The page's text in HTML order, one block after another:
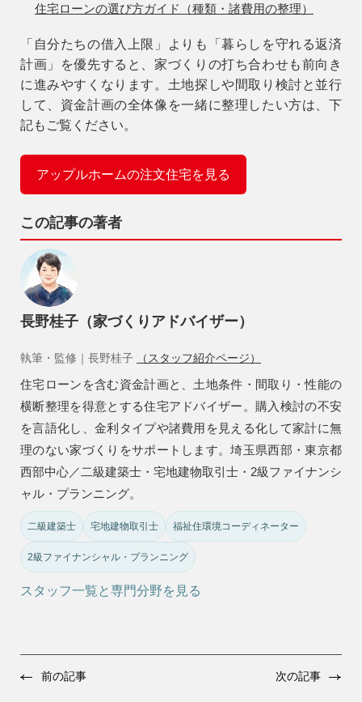
住宅ローンの選び方ガイド（種類・諸費用の整理）
「自分たちの借入上限」よりも
「暮らしを守れる返済
計画」
を優先すると、家づくりの打ち合わせも前向き
に進みやすくなります。土地探しや間取り検討と並行
して、資金計画の全体像を一緒に整理したい方は、下
記もご覧ください。
アップルホームの注文住宅を見る
この記事の著者
長野桂子（家づくりアドバイザー）
執筆・監修｜長野桂子 （スタッフ紹介ページ）
住宅ローンを含む資金計画と、土地条件・間取り・性能の
横断整理を得意とする住宅アドバイザー。購入検討の不安
を言語化し、金利タイプや諸費用を見える化して家計に無
理のない家づくりをサポートします。埼玉県西部・東京都
西部中心／二級建築士・宅地建物取引士・2級ファイナンシ
ャル・プランニング。
二級建築士 宅地建物取引士 福祉住環境コーディネーター
2級ファイナンシャル・プランニング
スタッフ一覧と専門分野を見る
前の記事 次の記事